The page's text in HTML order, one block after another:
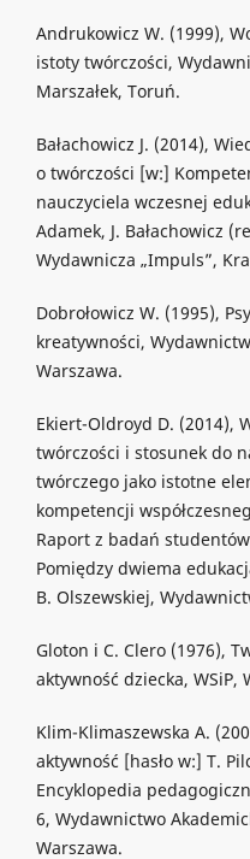
Andrukowicz W. (1999),
istoty twórczości,
Marszałek, Toruń.
Bałachowicz J. (2014),
o twórczości [w:]
nauczyciela wczesnej
Adamek, J. Bałachowicz
Wydawnicza „Impuls”,
Dobrołowicz W. (1995),
kreatywności,
Warszawa.
Ekiert-Oldroyd D. (2014),
twórczości i stosunek do
twórczego jako istotne
kompetencji
Raport z badań
Pomiędzy dwiema
B. Olszewskiej,
Gloton i C. Clero (1976),
aktywność dziecka, WSiP,
Klim-Klimaszewska A.
aktywność [hasło w:] T.
Encyklopedia
6, Wydawnictwo
Warszawa.